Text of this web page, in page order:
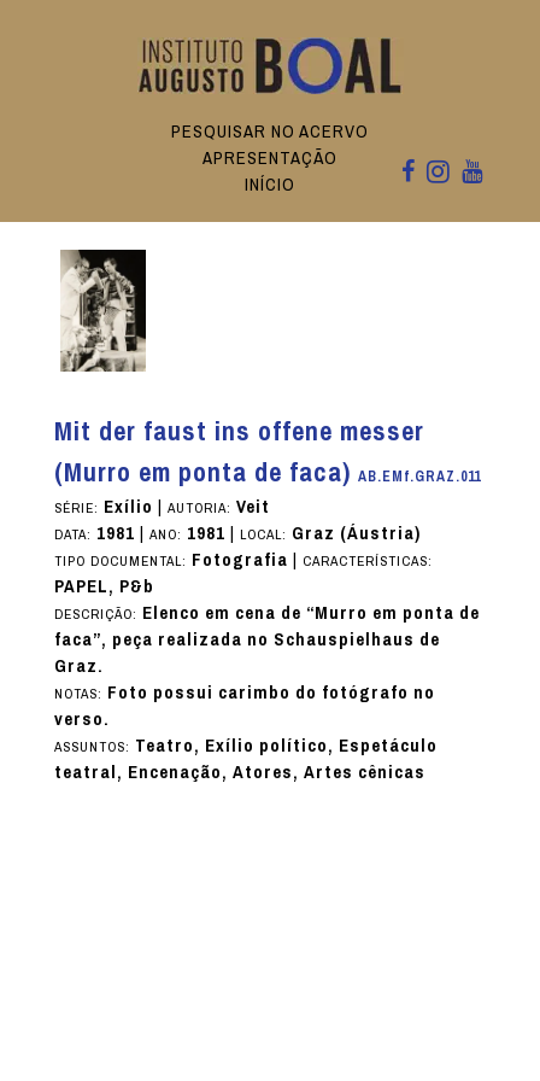
PESQUISAR NO ACERVO
APRESENTAÇÃO
INÍCIO
Mit der faust ins offene messer
(Murro em ponta de faca) AB.EMf.GRAZ.011
SÉRIE: Exílio | AUTORIA: Veit
DATA: 1981| ANO: 1981| LOCAL: Graz (Áustria)
TIPO DOCUMENTAL: Fotografia| CARACTERÍSTICAS:
PAPEL, P&b
DESCRIÇÃO: Elenco em cena de “Murro em ponta de
faca”, peça realizada no Schauspielhaus de
Graz.
NOTAS: Foto possui carimbo do fotógrafo no
verso.
ASSUNTOS: Teatro, Exílio político, Espetáculo
teatral, Encenação, Atores, Artes cênicas